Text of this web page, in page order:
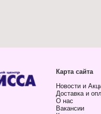
Карта сайта
Новости и
Доставка и
О нас
Вакансии